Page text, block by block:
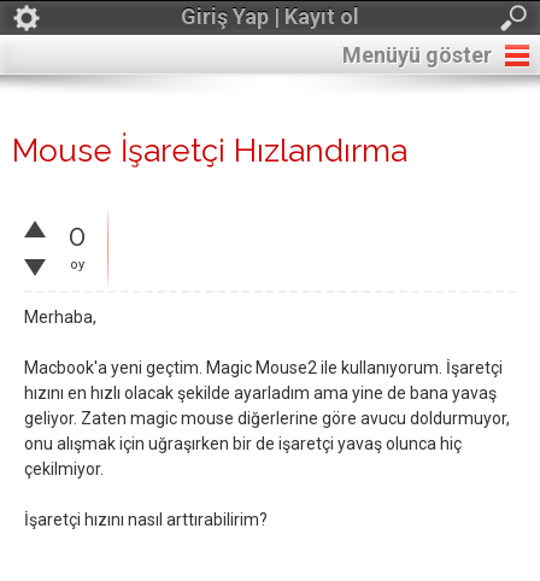
Giriş Yap | Kayıt ol
Menüyü göster
Mouse İşaretçi Hızlandırma
0
oy
Merhaba,
Macbook'a yeni geçtim. Magic Mouse2 ile kullanıyorum. İşaretçi
hızını en hızlı olacak şekilde ayarladım ama yine de bana yavaş
geliyor. Zaten magic mouse diğerlerine göre avucu doldurmuyor,
onu alışmak için uğraşırken bir de işaretçi yavaş olunca hiç
çekilmiyor.
İşaretçi hızını nasıl arttırabilirim?